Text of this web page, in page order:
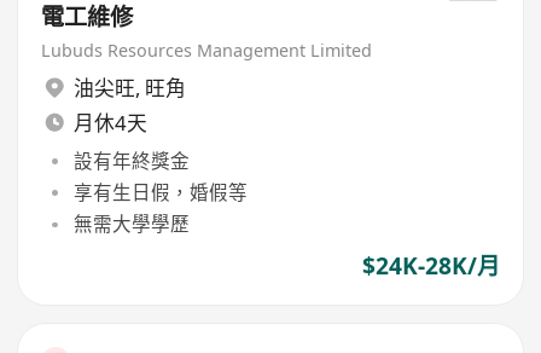
電工維修
Lubuds Resources Management Limited
油尖旺, 旺角
月休4天
設有年終獎金
享有生日假，婚假等
無需大學學歷
$24K-28K/月